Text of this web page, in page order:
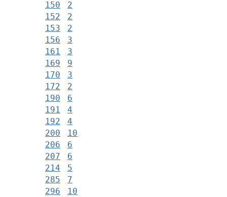
150
2
152
2
153
2
156
3
161
3
169
9
170
3
172
2
190
6
191
4
192
4
200
10
206
6
207
6
214
5
285
7
296
10